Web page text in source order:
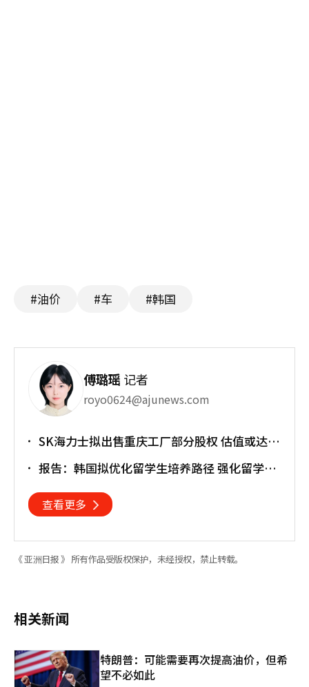
#油价 #车 #韩国
傅璐瑶 记者
royo0624@ajunews.com
SK海力士拟出售重庆工厂部分股权 估值或达
报告：韩国拟优化留学生培养路径 强化留学就
查看更多
《 亚洲日报 》 所有作品受版权保护，未经授权，禁止转载。
相关新闻
特朗普：可能需要再次提高油价，但希
望不必如此